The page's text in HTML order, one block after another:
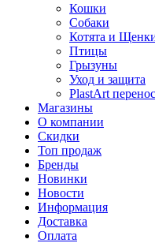
Кошки
Собаки
Котята и
Птицы
Грызуны
Уход и защита
PlastArt
Магазины
О компании
Скидки
Топ продаж
Бренды
Новинки
Новости
Информация
Доставка
Оплата